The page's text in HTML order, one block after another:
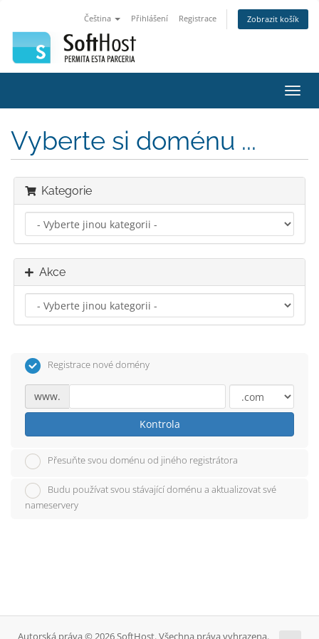
Čeština Přihlášení Registrace Zobrazit košík
Vyberte si doménu ...
Kategorie
Akce
Registrace nové domény
www.
Kontrola
Přesuňte svou doménu od jiného registrátora
Budu používat svou stávající doménu a aktualizovat své
nameservery
Autorská práva © 2026 SoftHost. Všechna práva vyhrazena.